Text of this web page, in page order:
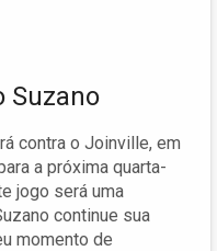
Suzano
contra o Joinville, em
a próxima quarta-
jogo será uma
continue sua
momento de